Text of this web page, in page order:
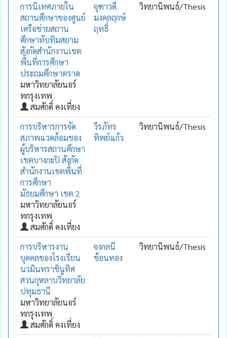
การนิเทศภายใน
สถานศึกษาของศูนย์
เครือข่ายสถาน
ศึกษาทับทิมสยาม
สังกัดสำนักงานเขต
พื้นที่การศึกษา
ประถมศึกษาตราด
มหาวิทยาลัยนอร์
ทกรุงเทพ
สมศักดิ์ คงเที่ยง
จุฑาวดี
มงคลฤกษ์
ฤทธิ์
วิทยานิพนธ์/Thesis
การบริหารการจัด
สภาพแวดล้อมของ
ผู้บริหารสถานศึกษา
เขตบางกะปิ สังกัด
สำนักงานเขตพื้นที่
การศึกษา
มัธยมศึกษา เขต 2
มหาวิทยาลัยนอร์
ทกรุงเทพ
สมศักดิ์ คงเที่ยง
วีรภัทร
ทิพย์แก้ว
วิทยานิพนธ์/Thesis
การบริหารงาน
บุคคลของโรงเรียน
นวมินทราชินูทิศ
สวนกุหลาบวิทยาลัย
ปทุมธานี
มหาวิทยาลัยนอร์
ทกรุงเทพ
สมศักดิ์ คงเที่ยง
จงกลนี
ช้อนทอง
วิทยานิพนธ์/Thesis